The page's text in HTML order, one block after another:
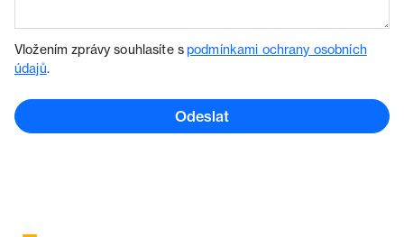
Vložením zprávy souhlasíte spodmínkami ochrany osobních
údajů.
Odeslat